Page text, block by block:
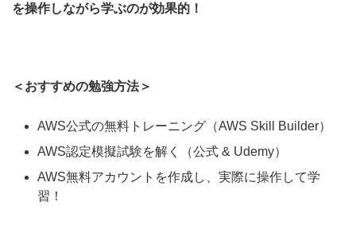
を操作しながら学ぶのが効果的！
＜おすすめの勉強方法＞
AWS公式の無料トレーニング（AWS Skill Builder）
AWS認定模擬試験を解く（公式 & Udemy）
AWS無料アカウントを作成し、実際に操作して学
習！